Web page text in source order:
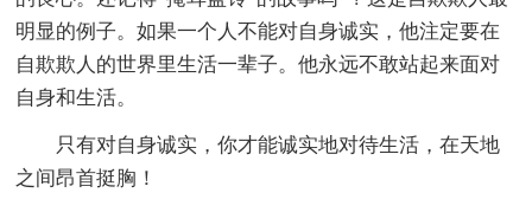
明显的例子。如果一个人不能对自身诚实，他注定要在
自欺欺人的世界里生活一辈子。他永远不敢站起来面对
自身和生活。
只有对自身诚实，你才能诚实地对待生活，在天地
之间昂首挺胸！